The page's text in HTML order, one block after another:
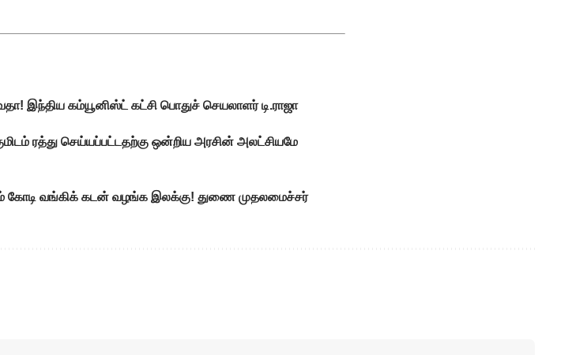
இந்திய கம்யூனிஸ்ட் கட்சி பொதுச் செயலாளர் டி.ராஜா
ரத்து செய்யப்பட்டதற்கு ஒன்றிய அரசின் அலட்சியமே
கோடி வங்கிக் கடன் வழங்க இலக்கு! துணை முதலமைச்சர்